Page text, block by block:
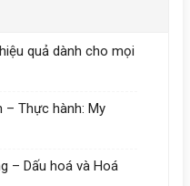
quả dành cho mọi
– Thực hành: My
– Dấu hoá và Hoá